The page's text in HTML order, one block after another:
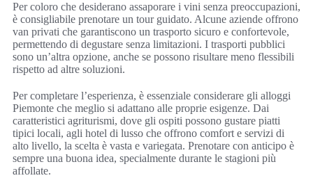
Per coloro che desiderano assaporare i vini senza preoccupazioni,
è consigliabile prenotare un tour guidato. Alcune aziende offrono
van privati che garantiscono un trasporto sicuro e confortevole,
permettendo di degustare senza limitazioni. I trasporti pubblici
sono un’altra opzione, anche se possono risultare meno flessibili
rispetto ad altre soluzioni.
Per completare l’esperienza, è essenziale considerare gli alloggi
Piemonte che meglio si adattano alle proprie esigenze. Dai
caratteristici agriturismi, dove gli ospiti possono gustare piatti
tipici locali, agli hotel di lusso che offrono comfort e servizi di
alto livello, la scelta è vasta e variegata. Prenotare con anticipo è
sempre una buona idea, specialmente durante le stagioni più
affollate.